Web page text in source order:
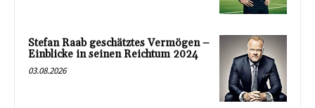
Stefan Raab geschätztes Vermögen –
Einblicke in seinen Reichtum 2024
03.08.2026